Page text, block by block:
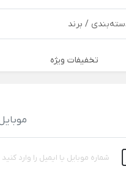
تخفیفات ویژه